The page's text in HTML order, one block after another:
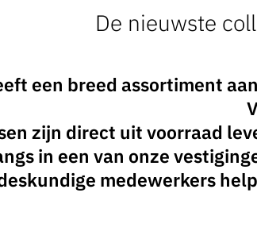
De nieuwste
een breed assortiment
zijn direct uit voorraad
in een van onze
medewerkers